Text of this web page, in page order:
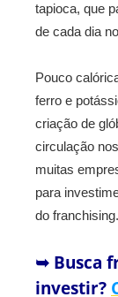
tapioca, que
de cada dia
Pouco
ferro e
criação de
circulação
muitas
para
do franchising.
➥ Busca
investir?